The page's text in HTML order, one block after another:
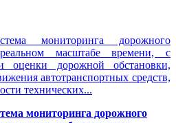
мониторинга дорожного
масштабе времени, с
оценки дорожной обстановки,
автотранспортных средств,
технических...
мониторинга дорожного